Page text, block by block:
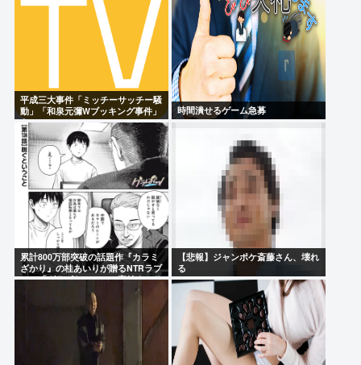
平成三大事件「ミッチーサッチー騒
動」「和泉元彌Wブッキング事件」
あとひとつは？
時間潰せるゲーム急募
累計800万部突破の話題作『カラミ
ざかり』の桂あいりが贈るNTRラブ
コメ「グラぱらっ！」、完結までラ
【悲報】ジャンポケ斎藤さん、壊れ
る